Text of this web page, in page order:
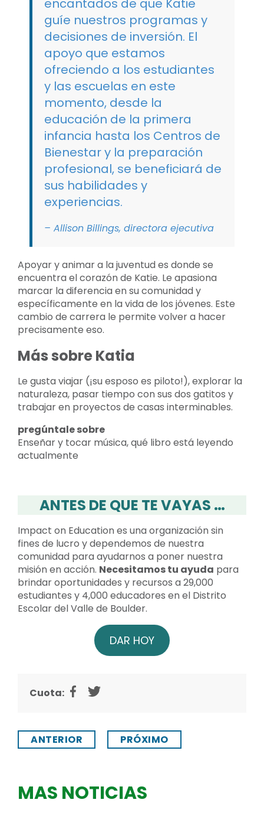
encantados de que Katie
guíe nuestros programas y
decisiones de inversión. El
apoyo que estamos
ofreciendo a los estudiantes
y las escuelas en este
momento, desde la
educación de la primera
infancia hasta los Centros de
Bienestar y la preparación
profesional, se beneficiará de
sus habilidades y
experiencias.
– Allison Billings, directora ejecutiva
Apoyar y animar a la juventud es donde se
encuentra el corazón de Katie. Le apasiona
marcar la diferencia en su comunidad y
específicamente en la vida de los jóvenes. Este
cambio de carrera le permite volver a hacer
precisamente eso.
Más sobre Katia
Le gusta viajar (¡su esposo es piloto!), explorar la
naturaleza, pasar tiempo con sus dos gatitos y
trabajar en proyectos de casas interminables.
pregúntale sobre
Enseñar y tocar música, qué libro está leyendo
actualmente
ANTES DE QUE TE VAYAS …
Impact on Education es una organización sin
fines de lucro y dependemos de nuestra
comunidad para ayudarnos a poner nuestra
misión en acción. Necesitamos tu ayuda para
brindar oportunidades y recursos a 29,000
estudiantes y 4,000 educadores en el Distrito
Escolar del Valle de Boulder.
DAR HOY
Cuota:
ANTERIOR PRÓXIMO
MAS NOTICIAS